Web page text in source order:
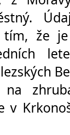
tím, že
v